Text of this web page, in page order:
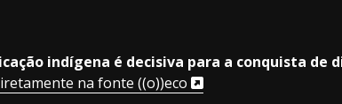
indígena é decisiva para a conquista
na fonte ((o))eco